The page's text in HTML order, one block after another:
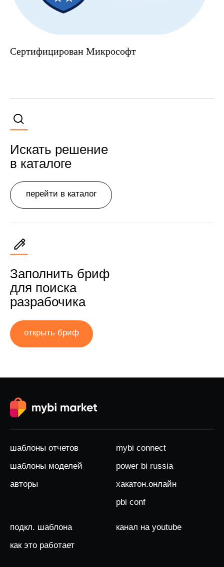
Сертифицирован Микрософт
Искать решение
в каталоге
перейти в каталог
Заполнить бриф
для поиска
разрабочика
открыть бриф
шаблоны отчетов
шаблоны моделей
авторы
pbi conf
mybi connect
хакатон.онлайн
power bi russia
канал на youtube
подкл. шаблона
как это работает